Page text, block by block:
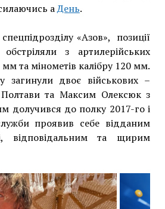
аДень.
«Азов», позиції
з артилерійських
мм та мінометів калібру 120 мм.
загинули двоє військових –
та Максим Олексюк з
долучився до полку 2017-го і
проявив себе відданим
відповідальним та щирим